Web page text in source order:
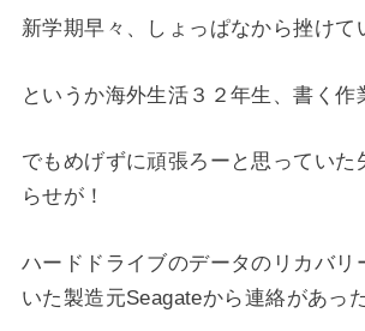
新学期早々、しょっぱなから挫けて
というか海外生活３２年生、書く作
でもめげずに頑張ろーと思っていた
らせが！
ハードドライブのデータのリカバリ
いた製造元Seagateから連絡があっ